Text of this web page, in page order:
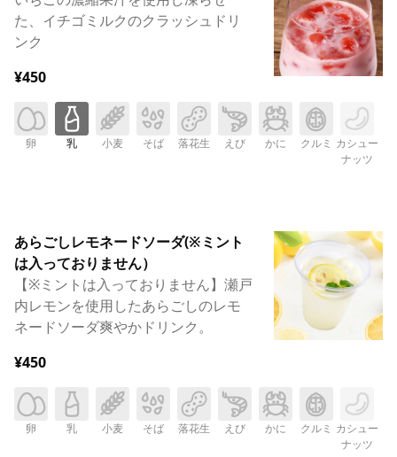
た、イチゴミルクのクラッシュドリ
ンク
¥450
卵 乳 小麦 そば 落花生 えび かに クルミ カシュー
ナッツ
あらごしレモネードソーダ(※ミント
は入っておりません）
【※ミントは入っておりません】瀬戸
内レモンを使用したあらごしのレモ
ネードソーダ爽やかドリンク。
¥450
卵 乳 小麦 そば 落花生 えび かに クルミ カシュー
ナッツ